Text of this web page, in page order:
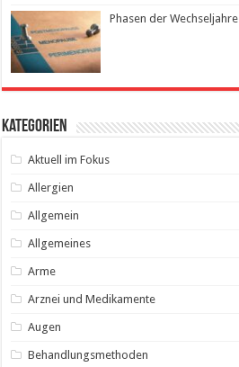
Phasen der Wechseljahre
Kategorien
Aktuell im Fokus
Allergien
Allgemein
Allgemeines
Arme
Arznei und Medikamente
Augen
Behandlungsmethoden